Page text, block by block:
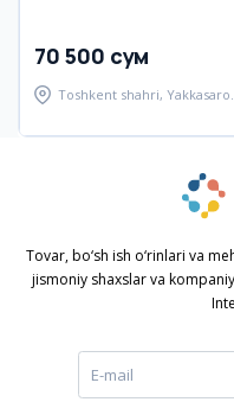
70 500 сум
Toshkent shahri,
Tovar, bo‘sh ish o‘rinlari va
jismoniy shaxslar va